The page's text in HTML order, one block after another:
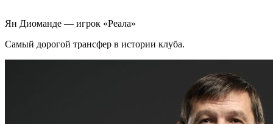
Ян Диоманде — игрок «Реала»
Самый дорогой трансфер в истории клуба.